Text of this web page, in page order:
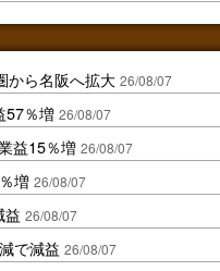
から名阪へ拡大 26/08/07
57％増 26/08/07
益15％増 26/08/07
増 26/08/07
益 26/08/07
で減益 26/08/07